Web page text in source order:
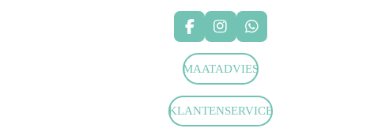
F
c
e
o
I
t
r
W
a
t
p
MAATADVIES
KLANTENSERVICE